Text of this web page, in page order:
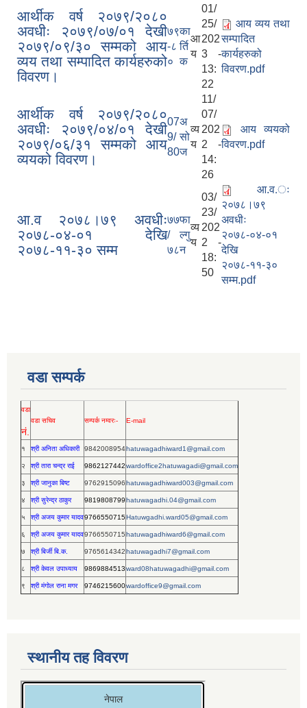
आर्थीक वर्ष २०७९/२०८०
अवधीः २०७९/०७/०१ देखी
२०७९/०९/३० सम्मको आय
व्यय तथा सम्पादित कार्यहरुको
विवरण।
७९
-८
०
का
र्ति
क
आ
य
01/
25/
202
3 -
13:
22
आय व्यय तथा
सम्पादित
कार्यहरुको
विवरण.pdf
आर्थीक वर्ष २०७९/२०८०
अवधीः २०७९/०४/०१ देखी
२०७९/०६/३१ सम्मको आय
व्ययको विवरण।
07
9/
80
अ
सो
ज
व्य
य
11/
07/
202
2 -
14:
26
आय व्ययको
विवरण.pdf
आ.व २०७८।७९ अवधीः
२०७८-०४-०१ देखि
२०७८-११-३० सम्म
७७
/
७८
फा
ल्गु
न
व्य
य
03/
23/
202
2 -
18:
50
आ.व.ः
२०७८।७९
अवधीः
२०७८-०४-०१
देखि
२०७८-११-३०
सम्म.pdf
वडा सम्पर्क
वडा
नं.
वडा सचिव सम्पर्क नम्वरः- E-mail
१ श्री अनिता अधिकारी 9842008954hatuwagadhiward1@gmail.com
२ श्री तारा चन्द्र राई 9862127442wardoffice2hatuwagadi@gmail.com
३ श्री जानुका बिष्ट 9762915096hatuwagadhiward003@gmail.com
४ श्री सुरेन्द्र ठाकुर 9819808799hatuwagadhi.04@gmail.com
५ श्री अजय कुमार यादव9766550715Hatuwgadhi.ward05@gmail.com
६ श्री अजय कुमार यादव9766550715hatuwagadhiward6@gmail.com
७ श्री बिर्जी बि.क. 9765614342hatuwagadhi7@gmail.com
८ श्री केवल उपाध्याय 9869884513ward08hatuwagadhi@gmail.com
९ श्री मंगोल राना मगर 9746215600wardoffice9@gmail.com
स्थानीय तह विवरण